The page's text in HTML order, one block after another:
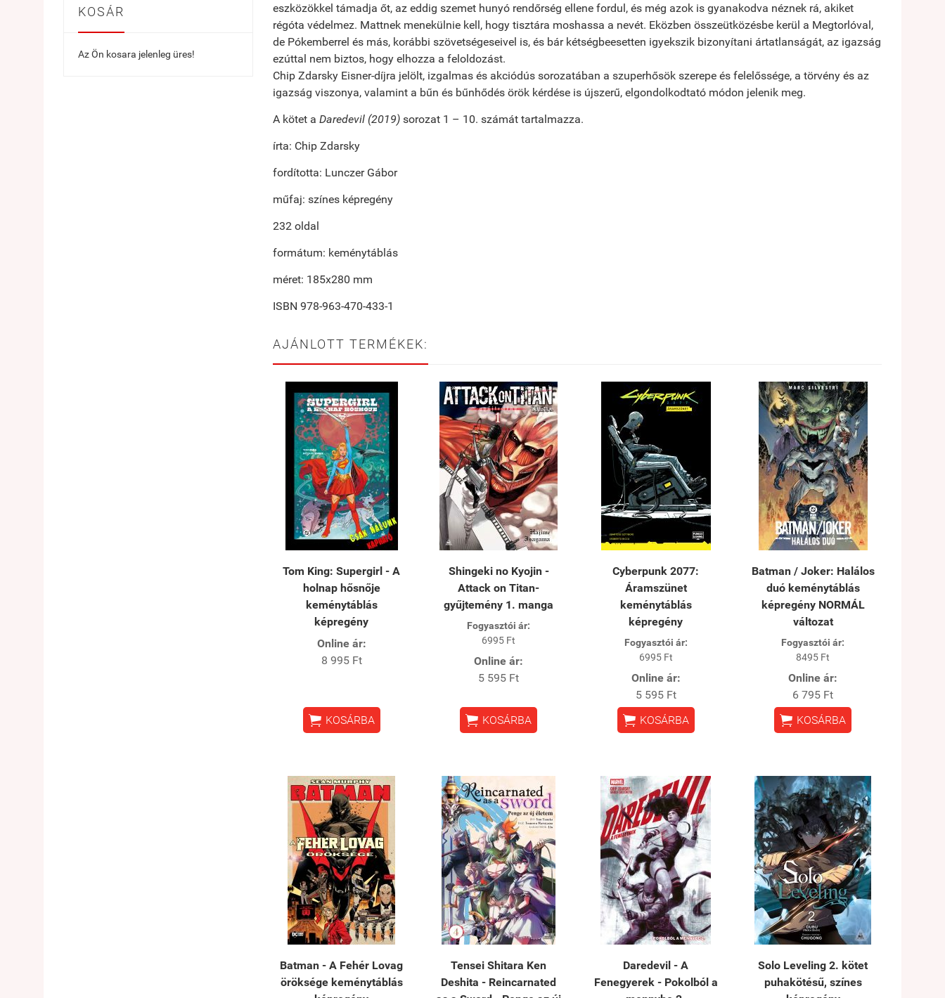
KOSÁR
Az Ön kosara jelenleg üres!
eszközökkel támadja őt, az eddig szemet hunyó rendőrség ellene fordul, és még azok is gyanakodva néznek rá, akiket
régóta védelmez. Mattnek menekülnie kell, hogy tisztára moshassa a nevét. Eközben összeütközésbe kerül a Megtorlóval,
de Pókemberrel és más, korábbi szövetségeseivel is, és bár kétségbeesetten igyekszik bizonyítani ártatlanságát, az igazság
ezúttal nem biztos, hogy elhozza a feloldozást.
Chip Zdarsky Eisner-díjra jelölt, izgalmas és akciódús sorozatában a szuperhősök szerepe és felelőssége, a törvény és az
igazság viszonya, valamint a bűn és bűnhődés örök kérdése is újszerű, elgondolkodtató módon jelenik meg.
A kötet a Daredevil (2019) sorozat 1 – 10. számát tartalmazza.
írta: Chip Zdarsky
fordította: Lunczer Gábor
műfaj: színes képregény
232 oldal
formátum: keménytáblás
méret: 185x280 mm
ISBN 978-963-470-433-1
AJÁNLOTT TERMÉKEK:
Tom King: Supergirl - A
holnap hősnője
keménytáblás
képregény
Online ár:
8 995 Ft
 KOSÁRBA
Shingeki no Kyojin -
Attack on Titan-
gyűjtemény 1. manga
Fogyasztói ár:
6995 Ft
Online ár:
5 595 Ft
 KOSÁRBA
Cyberpunk 2077:
Áramszünet
keménytáblás
képregény
Fogyasztói ár:
6995 Ft
Online ár:
5 595 Ft
 KOSÁRBA
Batman / Joker: Halálos
duó keménytáblás
képregény NORMÁL
változat
Fogyasztói ár:
8495 Ft
Online ár:
6 795 Ft
 KOSÁRBA
Batman - A Fehér Lovag
öröksége keménytáblás
Tensei Shitara Ken
Deshita - Reincarnated
Daredevil - A
Fenegyerek - Pokolból a
Solo Leveling 2. kötet
puhakötésű, színes